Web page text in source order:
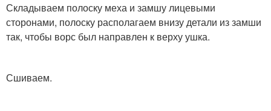
Складываем полоску меха и замшу лицевыми
сторонами, полоску располагаем внизу детали из замши
так, чтобы ворс был направлен к верху ушка.
Сшиваем.